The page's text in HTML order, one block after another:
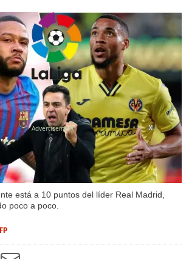
está a 10 puntos del líder Real Madrid,
poco a poco.
X
X